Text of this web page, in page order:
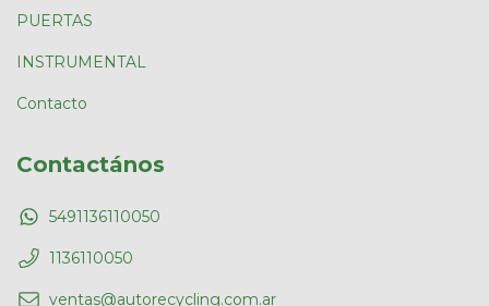
PUERTAS
INSTRUMENTAL
Contacto
Contactános
5491136110050
1136110050
ventas@autorecycling.com.ar